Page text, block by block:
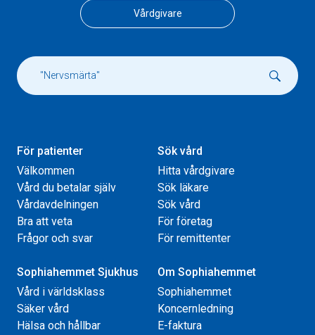
Vårdgivare
För patienter
Välkommen
Vård du betalar själv
Vårdavdelningen
Bra att veta
Frågor och svar
Sök vård
Hitta vårdgivare
Sök läkare
Sök vård
För företag
För remittenter
Sophiahemmet Sjukhus
Vård i världsklass
Säker vård
Hälsa och hållbar
Om Sophiahemmet
Sophiahemmet
Koncernledning
E-faktura